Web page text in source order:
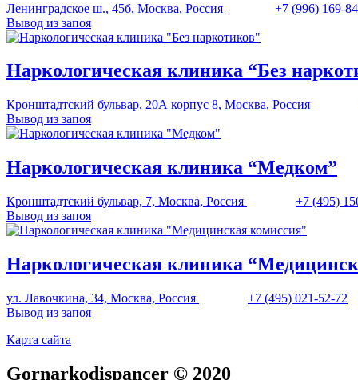
Ленинградское ш., 45б, Москва, Россия
+7 (996) 169-
Вывод из запоя
Наркологическая клиника “Без
Кронштадтский бульвар, 20А корпус 8, Москва, Россия
Вывод из запоя
Наркологическая клиника “Медком”
Кронштадтский бульвар, 7, Москва, Россия
+7 (495)
Вывод из запоя
Наркологическая клиника
ул. Лавочкина, 34, Москва, Россия
+7 (495) 021-52-72
Вывод из запоя
Карта сайта
Gornarkodispancer © 2020